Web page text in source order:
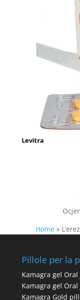
Levitra
Home »
Pillole per la
Kamagra gel Oral
Kamagra gel Oral
Kamagra Gold